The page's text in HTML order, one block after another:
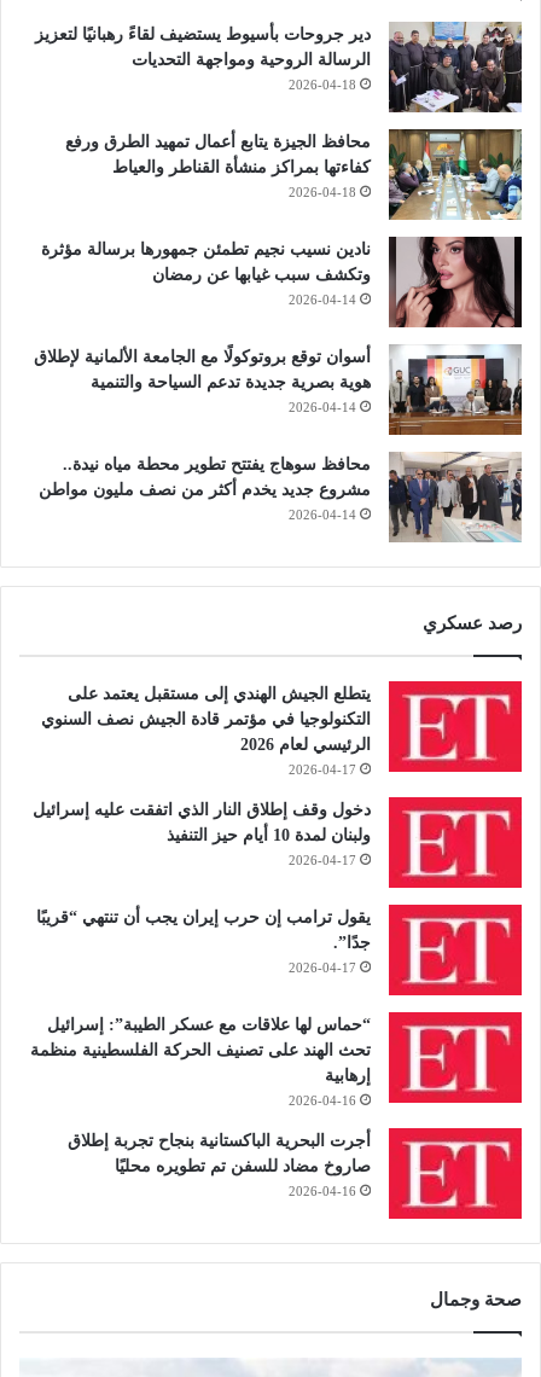
دير جروحات بأسيوط يستضيف لقاءً رهبانيًا لتعزيز
الرسالة الروحية ومواجهة التحديات
2026-04-18
محافظ الجيزة يتابع أعمال تمهيد الطرق ورفع
كفاءتها بمراكز منشأة القناطر والعياط
2026-04-18
نادين نسيب نجيم تطمئن جمهورها برسالة مؤثرة
وتكشف سبب غيابها عن رمضان
2026-04-14
أسوان توقع بروتوكولًا مع الجامعة الألمانية لإطلاق
هوية بصرية جديدة تدعم السياحة والتنمية
2026-04-14
محافظ سوهاج يفتتح تطوير محطة مياه نيدة..
مشروع جديد يخدم أكثر من نصف مليون مواطن
2026-04-14
رصد عسكري
يتطلع الجيش الهندي إلى مستقبل يعتمد على
التكنولوجيا في مؤتمر قادة الجيش نصف السنوي
الرئيسي لعام 2026
2026-04-17
دخول وقف إطلاق النار الذي اتفقت عليه إسرائيل
ولبنان لمدة 10 أيام حيز التنفيذ
2026-04-17
يقول ترامب إن حرب إيران يجب أن تنتهي “قريبًا
جدًا”.
2026-04-17
“حماس لها علاقات مع عسكر الطيبة”: إسرائيل
تحث الهند على تصنيف الحركة الفلسطينية منظمة
إرهابية
2026-04-16
أجرت البحرية الباكستانية بنجاح تجربة إطلاق
صاروخ مضاد للسفن تم تطويره محليًا
2026-04-16
صحة وجمال